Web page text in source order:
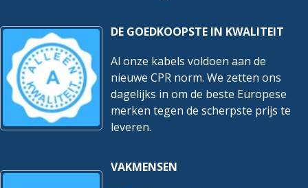
DE GOEDKOOPSTE IN KWALITEIT
Al onze kabels voldoen aan de
nieuwe CPR norm. We zetten ons
dagelijks in om de beste Europese
merken tegen de scherpste prijs te
leveren.
VAKMENSEN